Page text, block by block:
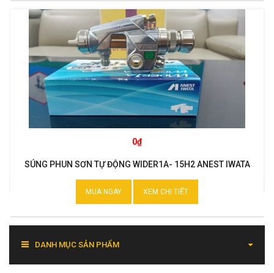
0₫
SÚNG PHUN SƠN TỰ ĐỘNG WIDER1A- 15H2 ANEST IWATA
MUA NGAY XEM CHI TIẾT
DANH MỤC SẢN PHẨM